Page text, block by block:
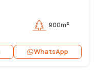
900m²
WhatsApp